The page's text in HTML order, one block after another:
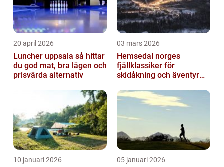
20 april 2026
Luncher uppsala så hittar
du god mat, bra lägen och
prisvärda alternativ
03 mars 2026
Hemsedal norges
fjällklassiker för
skidåkning och äventyr
10 januari 2026 05 januari 2026